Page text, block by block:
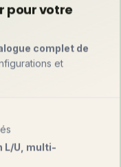
Maison
1 000 – 1 800
1 à 3 jours
pour votre
complet de
et
L/U, multi-